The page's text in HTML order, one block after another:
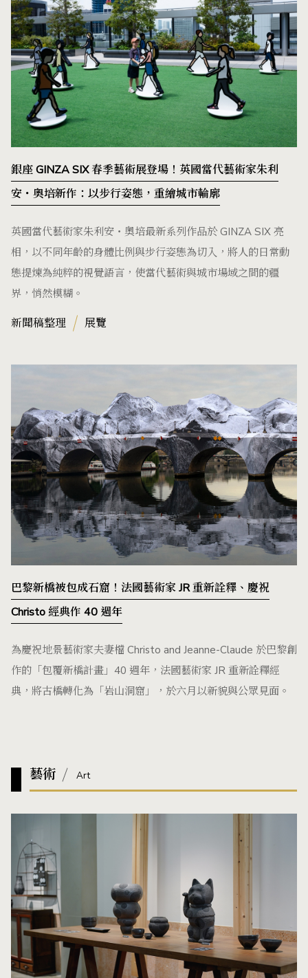
銀座 GINZA SIX 春季藝術展登場！英國當代藝術家朱利
安・奧培新作：以步行姿態，重繪城市輪廓
英國當代藝術家朱利安・奧培最新系列作品於 GINZA SIX 亮
相，以不同年齡的身體比例與步行姿態為切入，將人的日常動
態提煉為純粹的視覺語言，使當代藝術與城市場域之間的疆
界，悄然模糊。
新聞稿整理 展覽
巴黎新橋被包成石窟！法國藝術家 JR 重新詮釋、慶祝
Christo 經典作 40 週年
為慶祝地景藝術家夫妻檔 Christo and Jeanne-Claude 於巴黎創
作的「包覆新橋計畫」40 週年，法國藝術家 JR 重新詮釋經
典，將古橋轉化為「岩山洞窟」，於六月以新貌與公眾見面。
藝術 Art